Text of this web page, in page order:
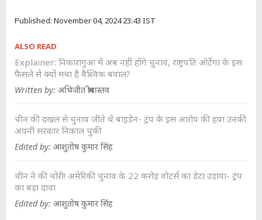
Published: November 04, 2024 23:43 IST
ALSO READ
Explainer: निकारागुआ में अब नहीं होंगे चुनाव, राष्ट्रपति ओर्टेगा के इस
फैसले से क्यों मचा है वैश्विक बवाल?
Written by: अभिजीत श्रीवास्तव
चीन की दखल से चुनाव जीते थे बाइडेन- ट्रंप के इस आरोप की हवा उनकी
अपनी सरकार निकाल चुकी
Edited by: आशुतोष कुमार सिंह
चीन ने की चोरी! अमेरिकी चुनाव के 22 करोड़ वोटर्स का डेटा उड़ाया- ट्रंप
का बड़ा दावा
Edited by: आशुतोष कुमार सिंह